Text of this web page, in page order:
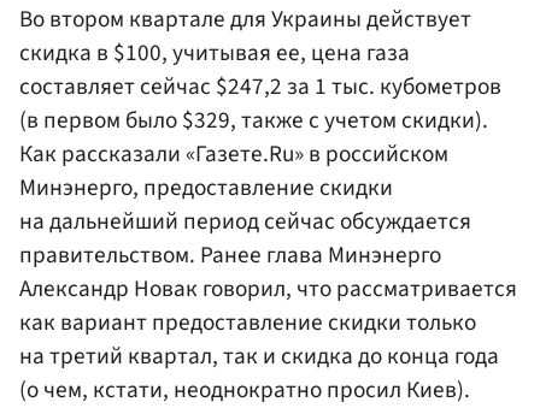
Во втором квартале для Украины действует
скидка в $100, учитывая ее, цена газа
составляет сейчас $247,2 за 1 тыс. кубометров
(в первом было $329, также с учетом скидки).
Как рассказали «Газете.Ru» в российском
Минэнерго, предоставление скидки
на дальнейший период сейчас обсуждается
правительством. Ранее глава Минэнерго
Александр Новак говорил, что рассматривается
как вариант предоставление скидки только
на третий квартал, так и скидка до конца года
(о чем, кстати, неоднократно просил Киев).